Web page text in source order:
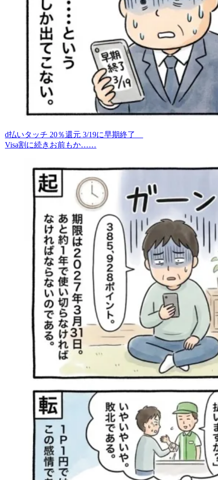
d払いタッチ 20％還元 3/19に早期終了
Visa割に続きお前もか……